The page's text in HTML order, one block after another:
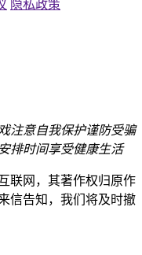
隐私政策
注意自我保护谨防受骗
排时间享受健康生活
联网，其著作权归原作
信告知，我们将及时撤